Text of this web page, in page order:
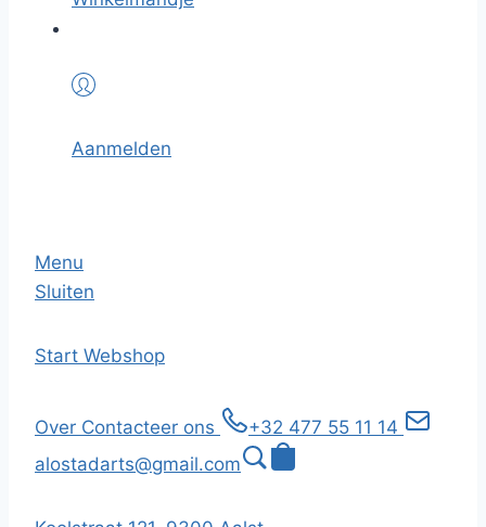
Aanmelden
Menu
Sluiten
Start Webshop
Over Contacteer ons
+32 477 55 11 14
alostadarts@gmail.com